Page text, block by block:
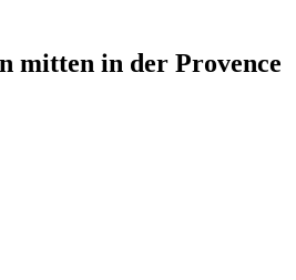
mitten in der Provence